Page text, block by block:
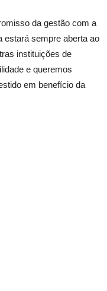
da gestão com a
estará sempre aberta ao
instituições de
e queremos
em benefício da